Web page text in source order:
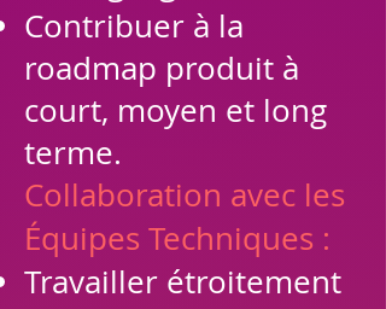
Contribuer à la
roadmap produit à
court, moyen et long
terme.
Collaboration avec les
Équipes Techniques :
Travailler étroitement